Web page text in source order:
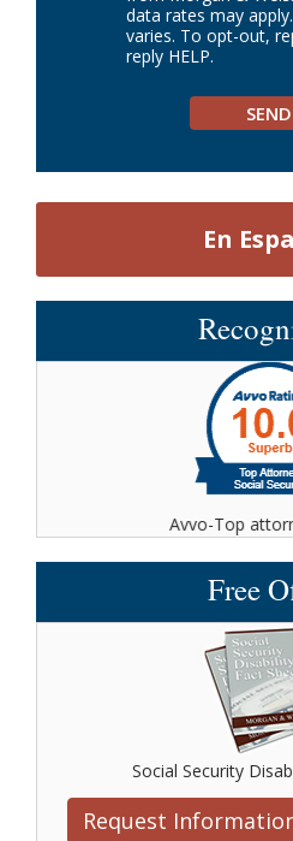
data rates may
varies. To opt-out,
reply HELP.
En
Avvo-Top
Free
Social Security
Request